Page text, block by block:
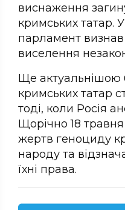
виснаження
кримських татар.
парламент
виселення
Ще актуальнішою
кримських татар
тоді, коли Росія
Щорічно 18
жертв геноциду
народу та
їхні права.